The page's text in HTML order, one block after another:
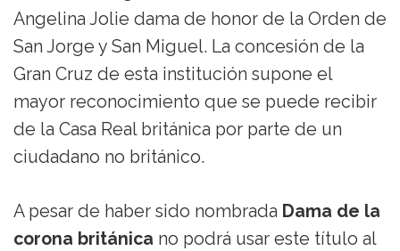
Angelina Jolie dama de honor de la Orden de
San Jorge y San Miguel. La concesión de la
Gran Cruz de esta institución supone el
mayor reconocimiento que se puede recibir
de la Casa Real británica por parte de un
ciudadano no británico.
A pesar de haber sido nombrada Dama de la
corona británica no podrá usar este título al